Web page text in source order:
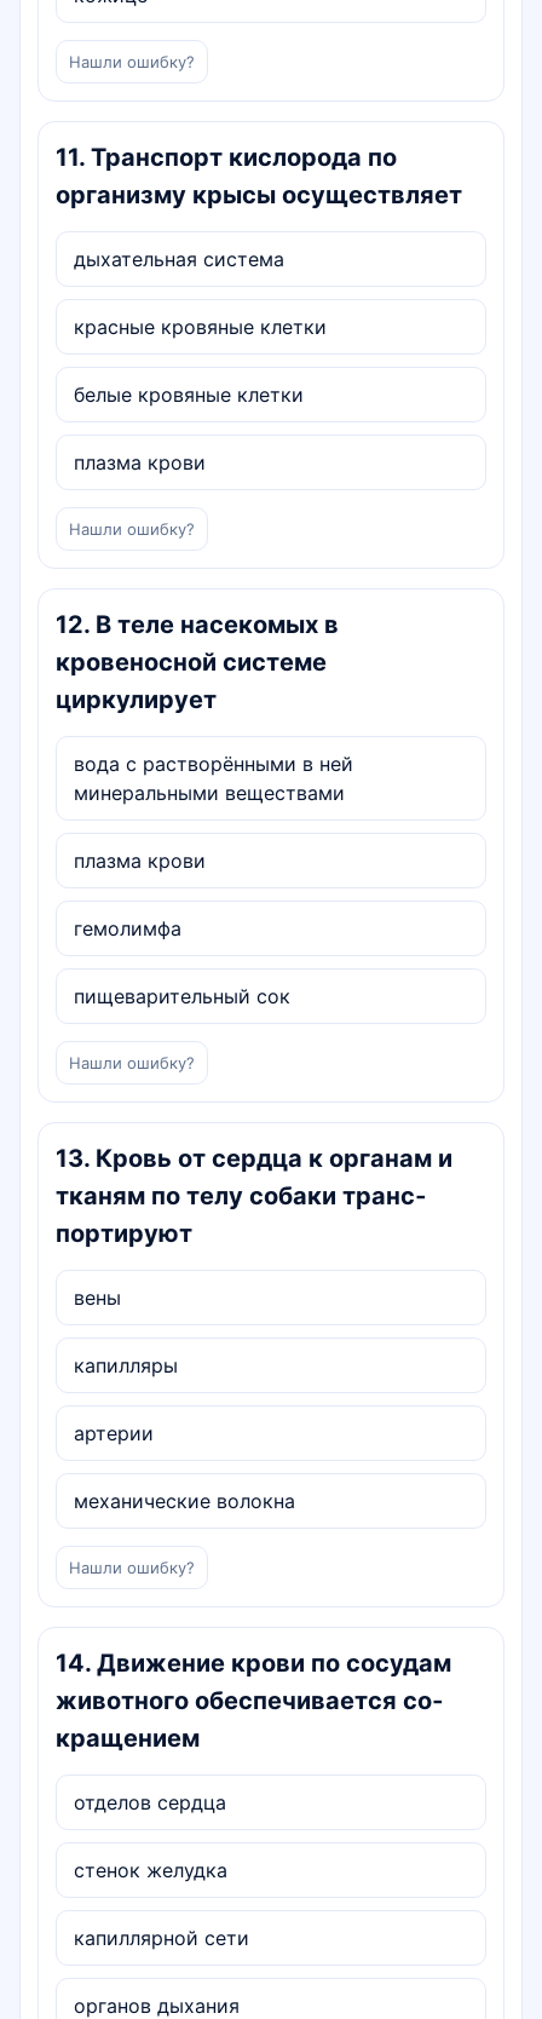
Нашли ошибку?
11. Транспорт кислорода по
организму крысы осуществляет
дыхательная система
красные кровяные клетки
белые кровяные клетки
плазма крови
Нашли ошибку?
12. В теле насекомых в
кровеносной системе
циркулирует
вода с растворёнными в ней
минеральными веществами
плазма крови
гемолимфа
пищеварительный сок
Нашли ошибку?
13. Кровь от сердца к органам и
тканям по телу собаки транс­
портируют
вены
капилляры
артерии
механические волокна
Нашли ошибку?
14. Движение крови по сосудам
животного обеспечивается со­
кращением
отделов сердца
стенок желудка
капиллярной сети
органов дыхания